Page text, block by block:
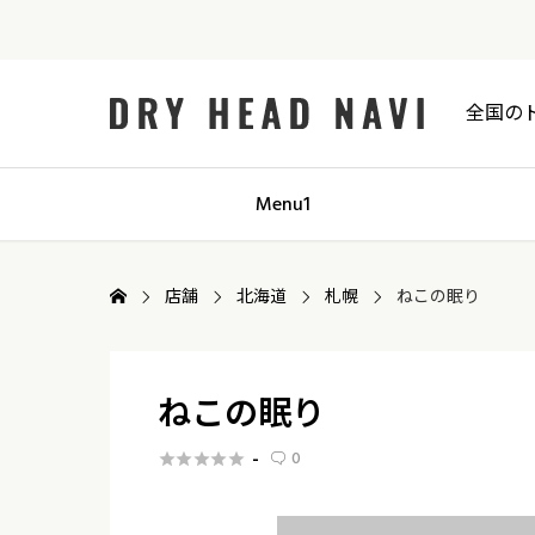
全国の
Menu1
店舗 北海道 札幌 ねこの眠り
ねこの眠り
 -  0